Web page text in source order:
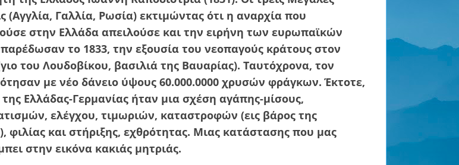
(Αγγλία, Γαλλία, Ρωσία) εκτιμώντας ότι η αναρχία που
στην Ελλάδα απειλούσε και την ειρήνη των ευρωπαϊκών
το 1833, την εξουσία του νεοπαγούς κράτους στον
του Λουδοβίκου, βασιλιά της Βαυαρίας). Ταυτόχρονα, τον
με νέο δάνειο ύψους 60.000.0000 χρυσών φράγκων. Έκτοτε,
Ελλάδας-Γερμανίας ήταν μια σχέση αγάπης-μίσους,
ελέγχου, τιμωριών, καταστροφών (εις βάρος της
φιλίας και στήριξης, εχθρότητας. Μιας κατάστασης που μας
στην εικόνα κακιάς μητριάς.